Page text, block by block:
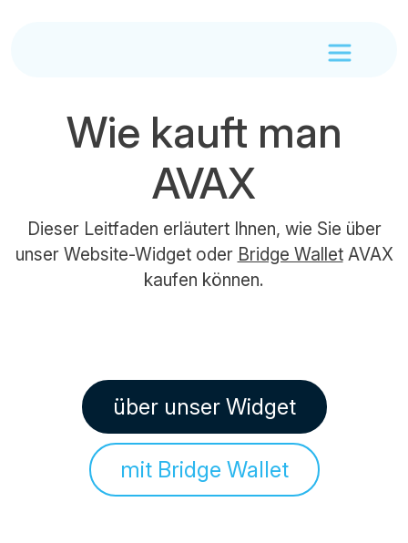
Wie kauft man
AVAX
Dieser Leitfaden erläutert Ihnen, wie Sie über
unser Website-Widget oder Bridge WalletAVAX
kaufen können.
über unser Widget
mit Bridge Wallet